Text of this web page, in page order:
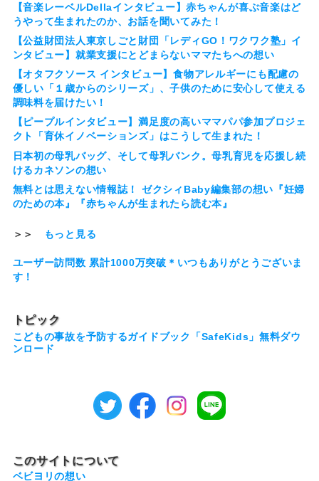
【音楽レーベルDellaインタビュー】赤ちゃんが喜ぶ音楽はど
うやって生まれたのか、お話を聞いてみた！
【公益財団法人東京しごと財団「レディGO！ワクワク塾」イ
ンタビュー】就業支援にとどまらないママたちへの想い
【オタフクソース インタビュー】食物アレルギーにも配慮の
優しい「１歳からのシリーズ」、子供のために安心して使える
調味料を届けたい！
【ピープルインタビュー】満足度の高いママパパ参加プロジェ
クト「育休イノベーションズ」はこうして生まれた！
日本初の母乳バッグ、そして母乳バンク。母乳育児を応援し続
けるカネソンの想い
無料とは思えない情報誌！ ゼクシィBaby編集部の想い『妊婦
のための本』『赤ちゃんが生まれたら読む本』
＞＞ もっと見る
ユーザー訪問数 累計1000万突破＊いつもありがとうございま
す！
トピック
こどもの事故を予防するガイドブック「SafeKids」無料ダウ
ンロード
このサイトについて
ベビヨリの想い